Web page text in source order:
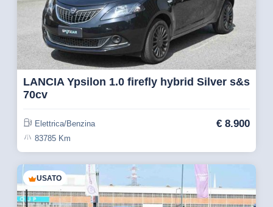
LANCIA Ypsilon 1.0 firefly hybrid Silver s&s
70cv
Elettrica/Benzina
83785 Km
€ 8.900
USATO